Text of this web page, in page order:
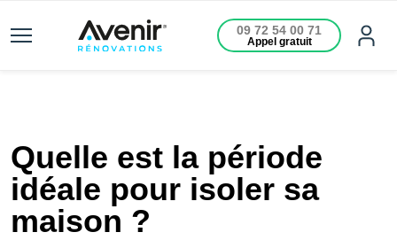
09 72 54 00 71
Appel gratuit
Quelle est la période
idéale pour isoler sa
maison ?